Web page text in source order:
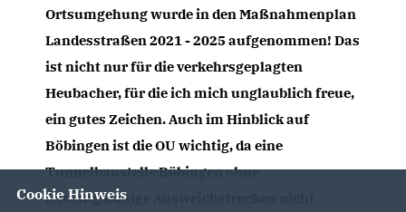
Ortsumgehung wurde in den Maßnahmenplan
Landesstraßen 2021 - 2025 aufgenommen! Das
ist nicht nur für die verkehrsgeplagten
Heubacher, für die ich mich unglaublich freue,
ein gutes Zeichen. Auch im Hinblick auf
Böbingen ist die OU wichtig, da eine
Tunnelbaustelle Böbingen ohne
leistungsfähige Ausweichstrecken nicht
Cookie Hinweis